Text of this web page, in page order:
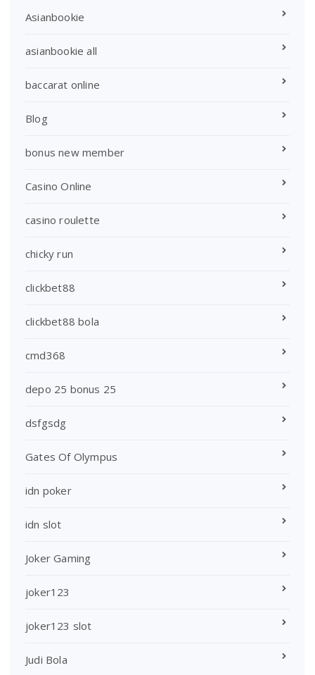
Asianbookie
asianbookie all
baccarat online
Blog
bonus new member
Casino Online
casino roulette
chicky run
clickbet88
clickbet88 bola
cmd368
depo 25 bonus 25
dsfgsdg
Gates Of Olympus
idn poker
idn slot
Joker Gaming
joker123
joker123 slot
Judi Bola